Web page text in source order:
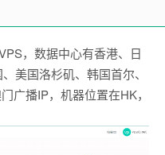
，数据中心有香港、日
美国洛杉矶、韩国首尔、
广播IP，机器位置在HK，